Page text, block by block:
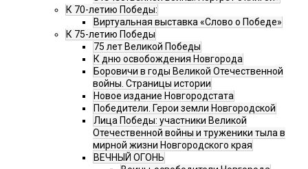
К 70-летию Победы:
Виртуальная выставка «Слово о Победе»
К 75-летию Победы
75 лет Великой Победы
К дню освобождения Новгорода
Боровичи в годы Великой Отечественной
войны. Страницы истории
Новое издание Новгородстата
Победители. Герои земли Новгородской
Лица Победы: участники Великой
Отечественной войны и труженики тыла в
мирной жизни Новгородского края
ВЕЧНЫЙ ОГОНЬ